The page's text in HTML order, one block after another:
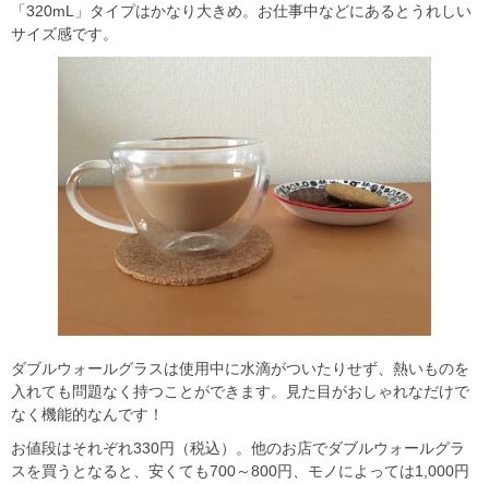
「320mL」タイプはかなり大きめ。お仕事中などにあるとうれしい
サイズ感です。
ダブルウォールグラスは使用中に水滴がついたりせず、熱いものを
入れても問題なく持つことができます。見た目がおしゃれなだけで
なく機能的なんです！
お値段はそれぞれ330円（税込）。他のお店でダブルウォールグラ
スを買うとなると、安くても700～800円、モノによっては1,000円